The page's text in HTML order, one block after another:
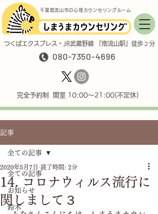
完全予約制 開室 10:00〜21:00(不定休)
080-7350-4696
千葉県流山市の心理カウンセリングルーム
つくばエクスプレス・JR武蔵野線 『南流山駅』徒歩２分
記事
全ての記事
お知らせ
鈴木
全ての記事
14. コロナウィルス流行に
関しまして３
2020年5月7日 読了時間: 2分